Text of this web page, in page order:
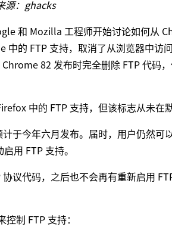
源：ghacks
和 Mozilla 工程师开始讨论如何从
的 FTP 支持，取消了从浏览器中访
82 发布时完全删除 FTP 代码
中的 FTP 支持，但该标志从未在
于今年六月发布。届时，用户仍然可
用 FTP 支持。
议代码，之后也不会再有重新启用
制 FTP 支持：